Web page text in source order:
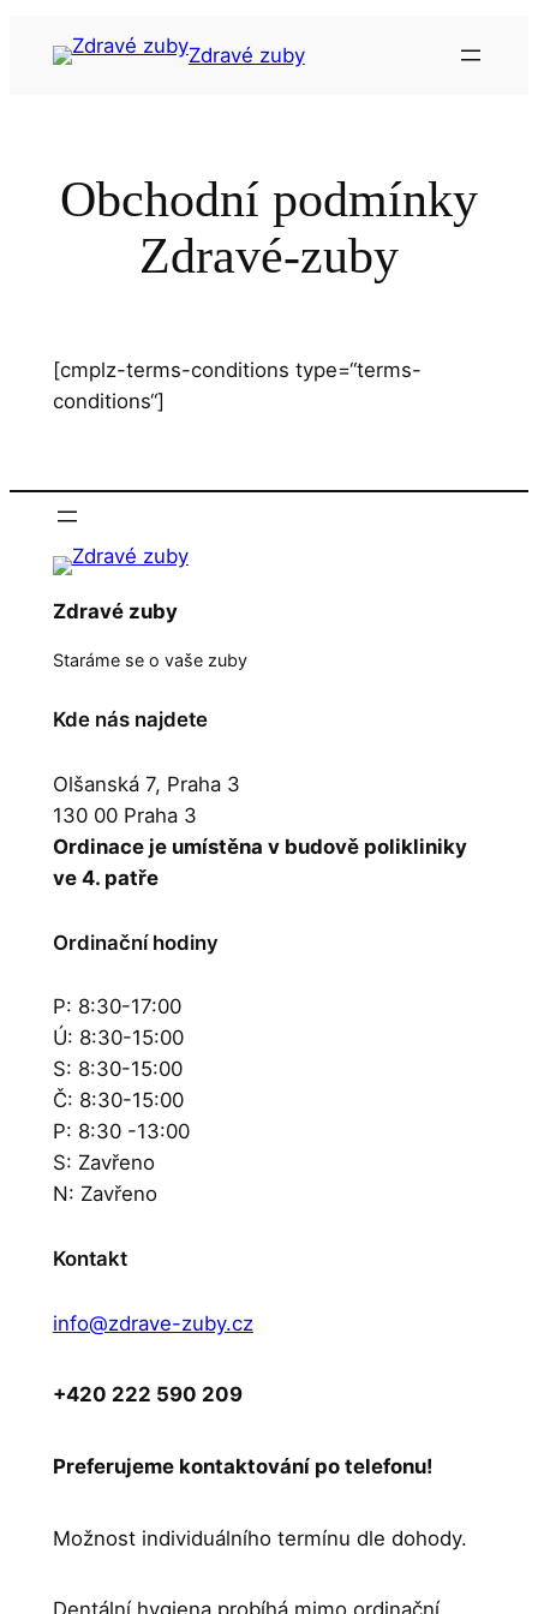
Zdravé zuby
Obchodní podmínky
Zdravé-zuby
[cmplz-terms-conditions type=“terms-
conditions“]
Zdravé zuby
Staráme se o vaše zuby
Kde nás najdete
Olšanská 7, Praha 3
130 00 Praha 3
Ordinace je umístěna v budově polikliniky
ve 4. patře
Ordinační hodiny
P: 8:30-17:00
Ú: 8:30-15:00
S: 8:30-15:00
Č: 8:30-15:00
P: 8:30 -13:00
S: Zavřeno
N: Zavřeno
Kontakt
info@zdrave-zuby.cz
+420 222 590 209
Preferujeme kontaktování po telefonu!
Možnost individuálního termínu dle dohody.